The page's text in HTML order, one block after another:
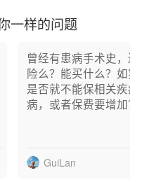
一样的问题
曾经有患病手术史，
险么？能买什么？如
是否就不能保相关疾
病，或者保费要增加？
GuiLan